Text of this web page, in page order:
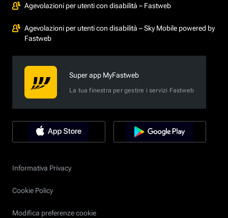
Agevolazioni per utenti con disabilità – Fastweb
Agevolazioni per utenti con disabilità – Sky Mobile powered by
Fastweb
Super app MyFastweb
La tua finestra per gestire i servizi Fastweb
Informativa Privacy
Cookie Policy
Modifica preferenze cookie